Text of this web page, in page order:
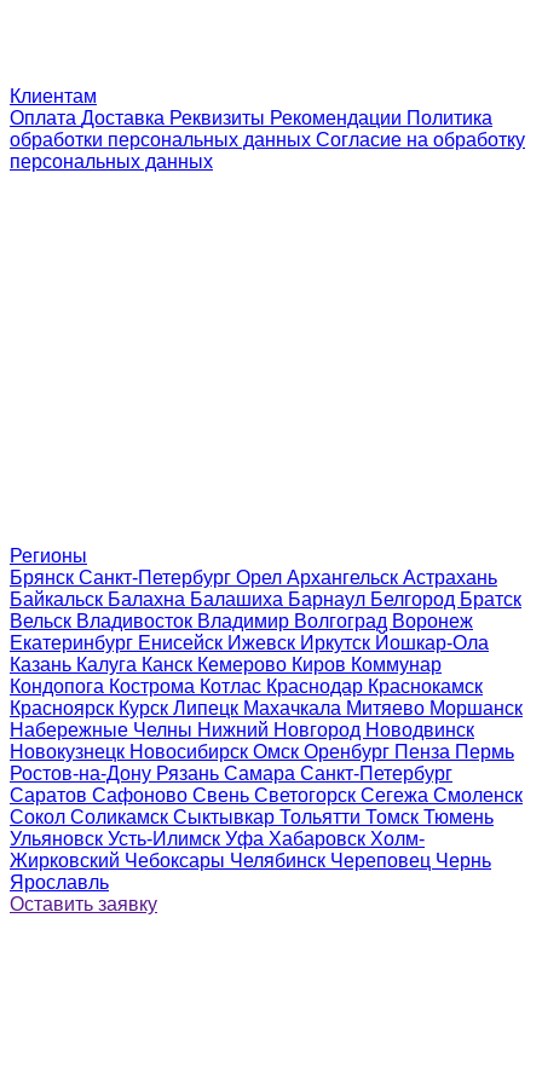
Клиентам
Оплата Доставка Реквизиты Рекомендации Политика
обработки персональных данных Согласие на обработку
персональных данных
Регионы
Брянск Санкт-Петербург Орел Архангельск Астрахань
Байкальск Балахна Балашиха Барнаул Белгород Братск
Вельск Владивосток Владимир Волгоград Воронеж
Екатеринбург Енисейск Ижевск Иркутск Йошкар-Ола
Казань Калуга Канск Кемерово Киров Коммунар
Кондопога Кострома Котлас Краснодар Краснокамск
Красноярск Курск Липецк Махачкала Митяево Моршанск
Набережные Челны Нижний Новгород Новодвинск
Новокузнецк Новосибирск Омск Оренбург Пенза Пермь
Ростов-на-Дону Рязань Самара Санкт-Петербург
Саратов Сафоново Свень Светогорск Сегежа Смоленск
Сокол Соликамск Сыктывкар Тольятти Томск Тюмень
Ульяновск Усть-Илимск Уфа Хабаровск Холм-
Жирковский Чебоксары Челябинск Череповец Чернь
Ярославль
Оставить заявку